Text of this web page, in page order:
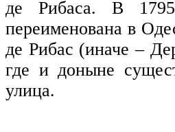
де Рибаса. В
переименована в
де Рибас (иначе –
где и доныне
улица.